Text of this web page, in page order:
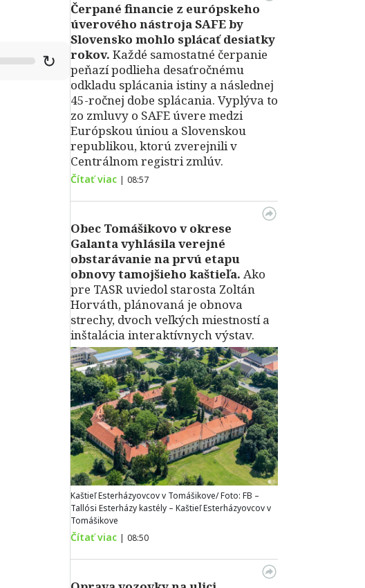
↻
Čerpané financie z európskeho
úverového nástroja SAFE by
Slovensko mohlo splácať desiatky
rokov. Každé samostatné čerpanie
peňazí podlieha desaťročnému
odkladu splácania istiny a následnej
45-ročnej dobe splácania. Vyplýva to
zo zmluvy o SAFE úvere medzi
Európskou úniou a Slovenskou
republikou, ktorú zverejnili v
Centrálnom registri zmlúv.
Čítať viac | 08:57
Obec Tomášikovo v okrese
Galanta vyhlásila verejné
obstarávanie na prvú etapu
obnovy tamojšieho kaštieľa. Ako
pre TASR uviedol starosta Zoltán
Horváth, plánovaná je obnova
strechy, dvoch veľkých miestností a
inštalácia interaktívnych výstav.
Kaštieľ Esterházyovcov v Tomášikove/ Foto: FB –
Tallósi Esterházy kastély – Kaštieľ Esterházyovcov v
Tomášikove
Čítať viac | 08:50